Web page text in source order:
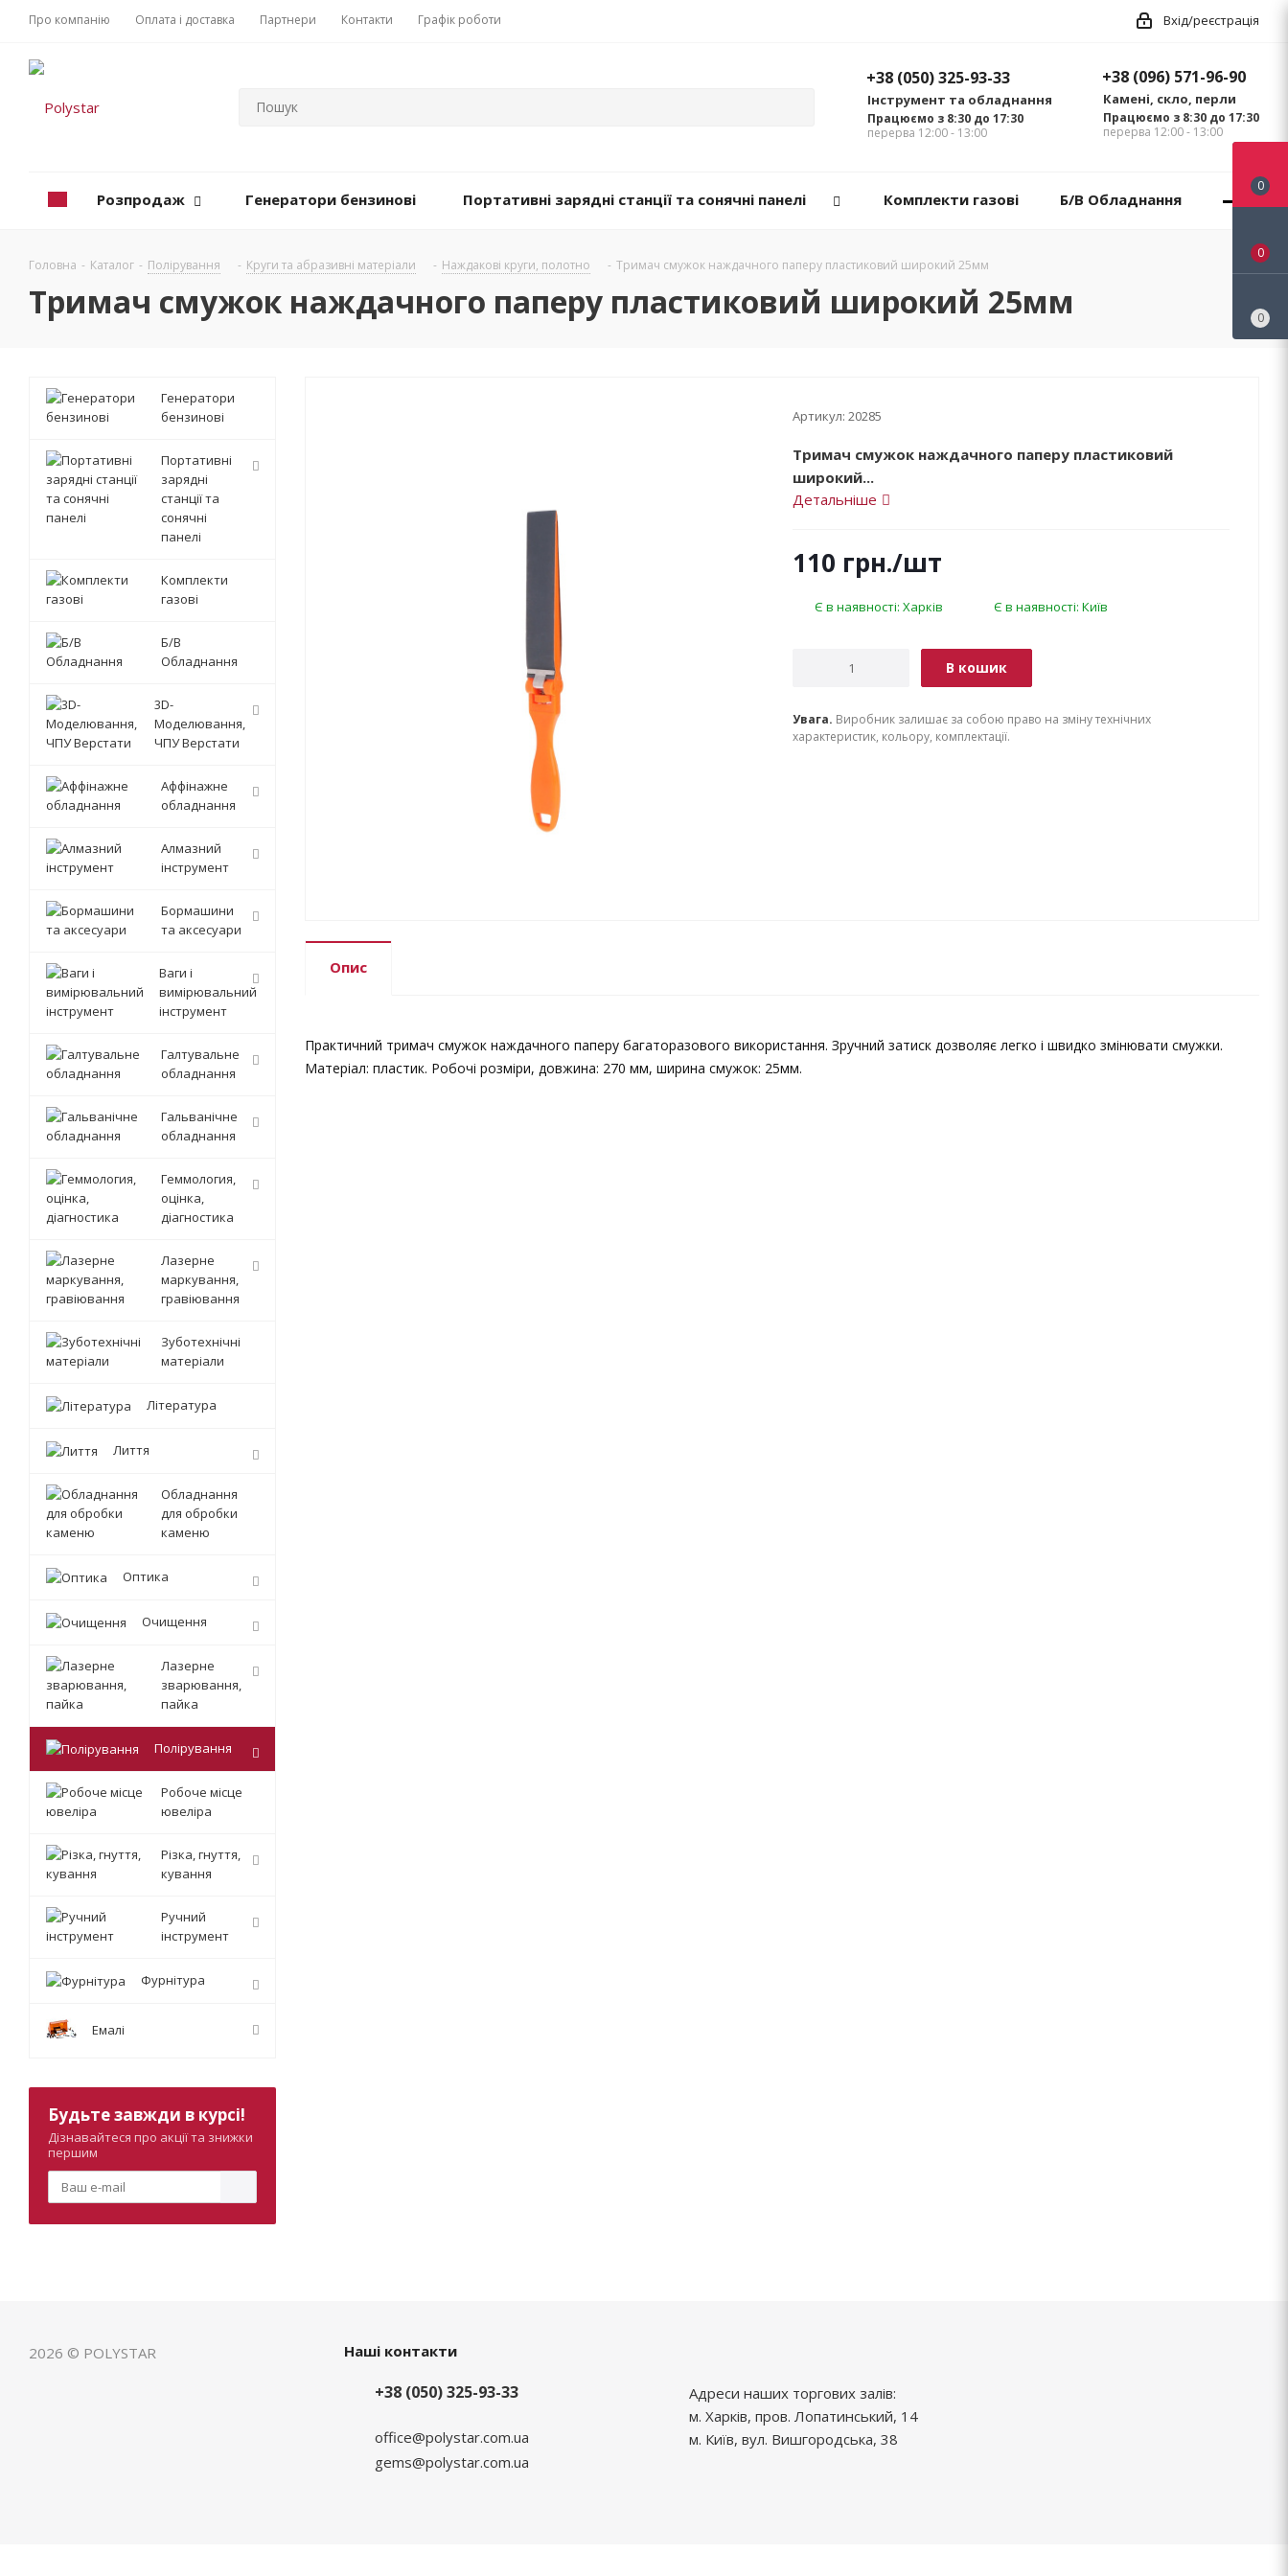
Про компанію Оплата і доставка Партнери Контакти Графік роботи Вхід/реєстрація
+38 (096) 571-96-90
Камені, скло, перли
Працюємо з 8:30 до 17:30
перерва 12:00 - 13:00
+38 (050) 325-93-33
Інструмент та обладнання
Працюємо з 8:30 до 17:30
перерва 12:00 - 13:00
Розпродаж Генератори бензинові Портативні зарядні станції та сонячні панелі Комплекти газові Б/В Обладнання
Головна - Каталог - Полірування - Круги та абразивні матеріали - Наждакові круги, полотно - Тримач смужок наждачного паперу пластиковий широкий 25мм
Тримач смужок наждачного паперу пластиковий широкий 25мм
Артикул: 20285
Тримач смужок наждачного паперу пластиковий
широкий...
Детальніше
110 грн./шт
Є в наявності: Харків Є в наявності: Київ
В кошик
Увага. Виробник залишає за собою право на зміну технічних
характеристик, кольору, комплектації.
Опис
Практичний тримач смужок наждачного паперу багаторазового використання. Зручний затиск дозволяє легко і швидко змінювати смужки.
Матеріал: пластик. Робочі розміри, довжина: 270 мм, ширина смужок: 25мм.
Генератори
бензинові
Портативні
зарядні
станції та
сонячні
панелі
Комплекти
газові
Б/В
Обладнання
3D-
Моделювання,
ЧПУ Верстати
Аффінажне
обладнання
Алмазний
інструмент
Бормашини
та аксесуари
Ваги і
вимірювальний
інструмент
Галтувальне
обладнання
Гальванічне
обладнання
Геммология,
оцінка,
діагностика
Лазерне
маркування,
гравіювання
Зуботехнічні
матеріали
Література
Лиття
Обладнання
для обробки
каменю
Оптика
Очищення
Лазерне
зварювання,
пайка
Полірування
Робоче місце
ювеліра
Різка, гнуття,
кування
Ручний
інструмент
Фурнітура
Емалі
Будьте завжди в курсі!
Дізнавайтеся про акції та знижки
першим
2026 © POLYSTAR Наші контакти
+38 (050) 325-93-33
office@polystar.com.ua
gems@polystar.com.ua
Адреси наших торгових залів:
м. Харків, пров. Лопатинський, 14
м. Київ, вул. Вишгородська, 38
0
0
0